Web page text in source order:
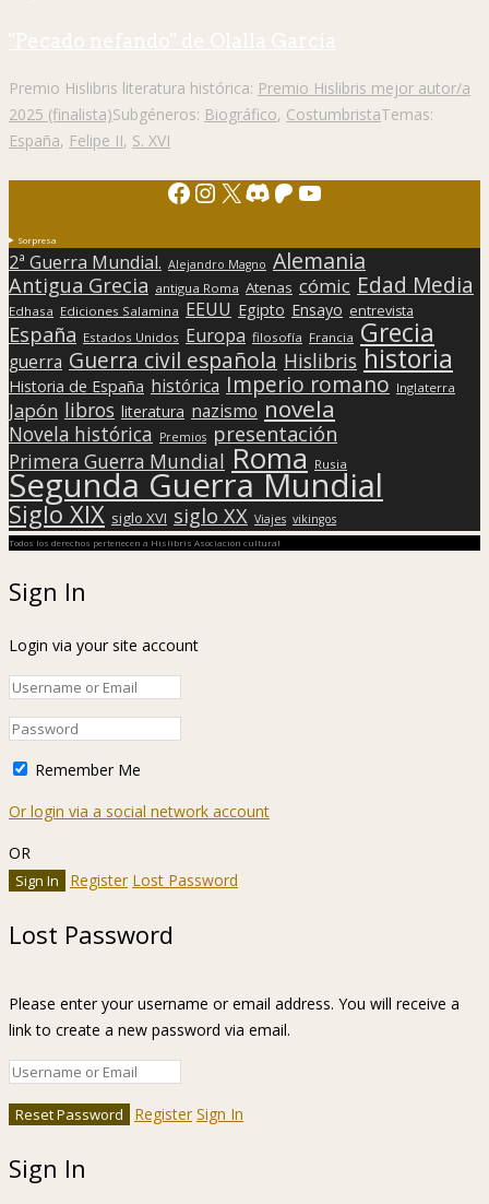
"Pecado nefando" de Olalla García
Premio Hislibris literatura histórica: Premio Hislibris mejor autor/a
2025 (finalista)Subgéneros: Biográfico, CostumbristaTemas:
España, Felipe II, S. XVI
Facebook
Instagram
X Discord
Patreon
YouTube
Sorpresa
2ª Guerra Mundial. Alejandro Magno Alemania
Antigua Grecia antigua Roma Atenas cómic Edad Media
Edhasa Ediciones Salamina EEUU Egipto Ensayo entrevista
España Estados Unidos Europa filosofía Francia Grecia
guerra Guerra civil española Hislibris historia
Historia de España histórica Imperio romano Inglaterra
Japón libros literatura nazismo novela
Novela histórica Premios presentación
Primera Guerra Mundial Roma Rusia
Segunda Guerra Mundial
Siglo XIX siglo XVI siglo XX Viajes vikingos
Todos los derechos pertenecen a Hislibris Asociación cultural
Sign In
Login via your site account
Remember Me
Or login via a social network account
OR
Register Lost Password
Lost Password
Please enter your username or email address. You will receive a
link to create a new password via email.
Register Sign In
Sign In